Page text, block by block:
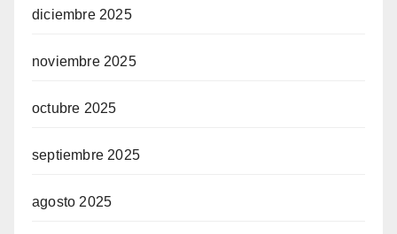
diciembre 2025
noviembre 2025
octubre 2025
septiembre 2025
agosto 2025